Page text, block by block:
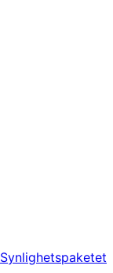
Synlighetspaketet